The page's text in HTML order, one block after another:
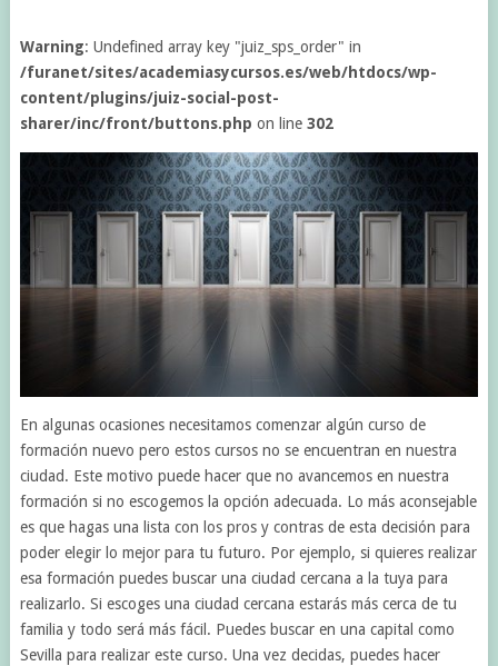
Warning: Undefined array key "juiz_sps_order" in
/furanet/sites/academiasycursos.es/web/htdocs/wp-
content/plugins/juiz-social-post-
sharer/inc/front/buttons.php on line 302
En algunas ocasiones necesitamos comenzar algún curso de
formación nuevo pero estos cursos no se encuentran en nuestra
ciudad. Este motivo puede hacer que no avancemos en nuestra
formación si no escogemos la opción adecuada. Lo más aconsejable
es que hagas una lista con los pros y contras de esta decisión para
poder elegir lo mejor para tu futuro. Por ejemplo, si quieres realizar
esa formación puedes buscar una ciudad cercana a la tuya para
realizarlo. Si escoges una ciudad cercana estarás más cerca de tu
familia y todo será más fácil. Puedes buscar en una capital como
Sevilla para realizar este curso. Una vez decidas, puedes hacer